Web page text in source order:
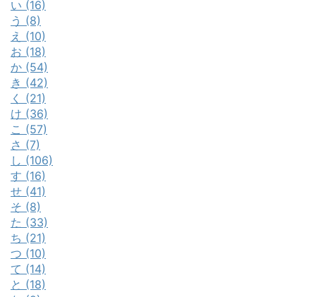
い (16)
う (8)
え (10)
お (18)
か (54)
き (42)
く (21)
け (36)
こ (57)
さ (7)
し (106)
す (16)
せ (41)
そ (8)
た (33)
ち (21)
つ (10)
て (14)
と (18)